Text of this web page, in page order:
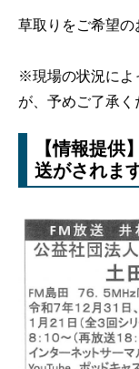
草取りをご希望の
※現場の状況によ
が、予めご了承く
【情報提供
送がされま